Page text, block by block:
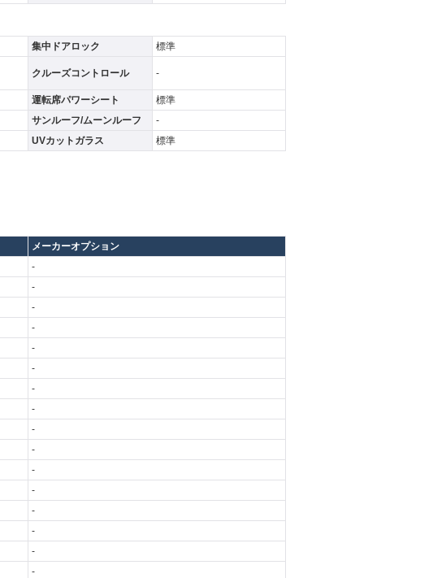
集中ドアロック
標準
クルーズコントロール -
運転席パワーシート
標準
サンルーフ/ムーンルーフ
-
UVカットガラス
標準
メーカーオプション
-
-
-
-
-
-
-
-
-
-
-
-
-
-
-
-